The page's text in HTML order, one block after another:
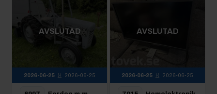
AVSLUTAD
2026-06-25 2026-06-25
AVSLUTAD
2026-06-25 2026-06-25